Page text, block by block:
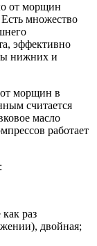
от морщин
множество
эффективно
нижних и
от морщин в
считается
масло
работает
раз
двойная;